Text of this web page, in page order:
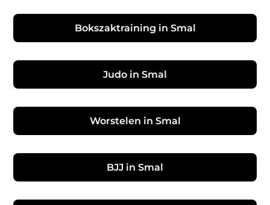
Bokszaktraining in Smal
Judo in Smal
Worstelen in Smal
BJJ in Smal